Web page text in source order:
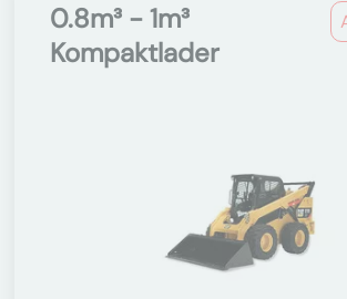
0.8m³ - 1m³
Kompaktlader